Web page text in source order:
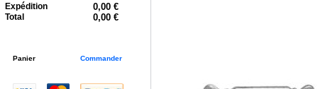
Expédition
0,00 €
Total 0,00 €
Panier Commander